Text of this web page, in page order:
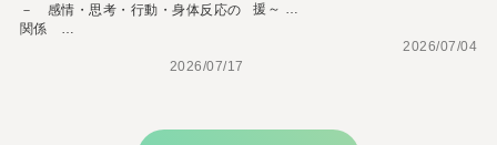
－ 感情・思考・行動・身体反応の
関係 …
2026/07/17
援～ …
2026/07/04